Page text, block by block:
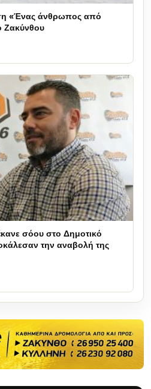
«Ένας άνθρωπος από
Ζακύνθου
σόου στο Δημοτικό
την αναβολή της